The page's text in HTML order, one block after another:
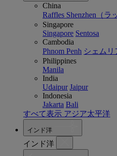
China
Raffles Shenzhen（ラ
Singapore
Singapore Sentosa
Cambodia
Phnom Penh シェムリ
Philippines
Manila
India
Udaipur Jaipur
Indonesia
Jakarta Bali
すべて表示 アジア太平洋
インド洋
インド洋